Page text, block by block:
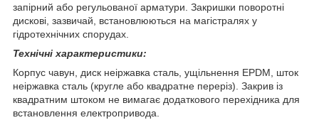
запірний або регульованої арматури. Закришки поворотні
дискові, зазвичай, встановлюються на магістралях у
гідротехнічних спорудах.
Технічні характеристики:
Корпус чавун, диск неіржавка сталь, ущільнення EPDM, шток
неіржавка сталь (кругле або квадратне переріз). Закрив із
квадратним штоком не вимагає додаткового перехідника для
встановлення електропривода.